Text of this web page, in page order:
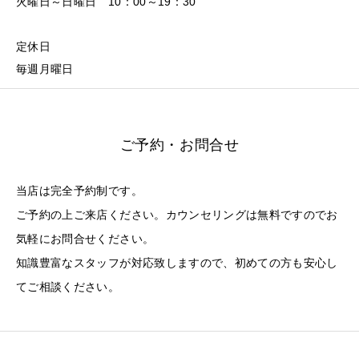
定休日
毎週月曜日
ご予約・お問合せ
当店は完全予約制です。
ご予約の上ご来店ください。カウンセリングは無料ですのでお
気軽にお問合せください。
知識豊富なスタッフが対応致しますので、初めての方も安心し
てご相談ください。